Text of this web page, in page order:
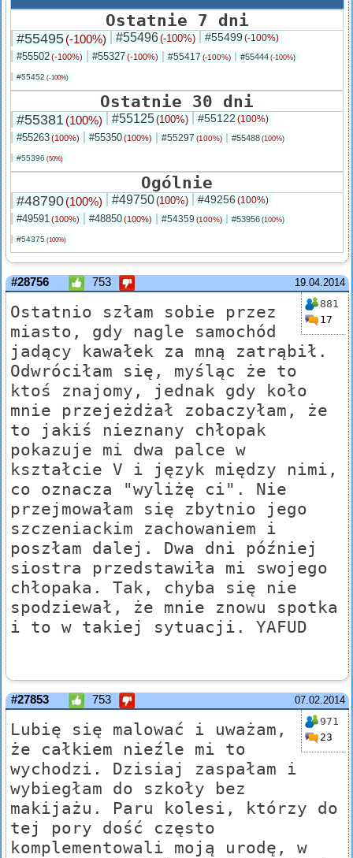
Ostatnie 7 dni
#55495(-100%) #55496(-100%) #55499 (-100%)
#55502(-100%) #55327(-100%) #55417 (-100%) #55444 (-100%)
#55452 (-100%)
Ostatnie 30 dni
#55381(100%) #55125(100%) #55122 (100%)
#55263(100%) #55350(100%) #55297 (100%) #55488 (100%)
#55396 (50%)
Ogólnie
#48790(100%) #49750(100%) #49256 (100%)
#49591(100%) #48850(100%) #54359 (100%) #53956 (100%)
#54375 (100%)
19.04.2014
#28756 753
881
17
Ostatnio szłam sobie przez
miasto, gdy nagle samochód
jadący kawałek za mną zatrąbił.
Odwróciłam się, myśląc że to
ktoś znajomy, jednak gdy koło
mnie przejeżdżał zobaczyłam, że
to jakiś nieznany chłopak
pokazuje mi dwa palce w
kształcie V i język między nimi,
co oznacza "wyliżę ci". Nie
przejmowałam się zbytnio jego
szczeniackim zachowaniem i
poszłam dalej. Dwa dni później
siostra przedstawiła mi swojego
chłopaka. Tak, chyba się nie
spodziewał, że mnie znowu spotka
i to w takiej sytuacji. YAFUD
07.02.2014
#27853 753
971
23
Lubię się malować i uważam,
że całkiem nieźle mi to
wychodzi. Dzisiaj zaspałam i
wybiegłam do szkoły bez
makijażu. Paru kolesi, którzy do
tej pory dość często
komplementowali moją urodę, w